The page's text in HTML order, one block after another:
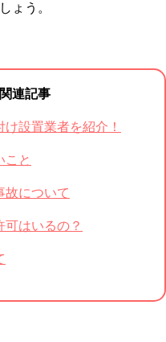
ょう。
連記事
設置業者を紹介！
こと
故について
はいるの？